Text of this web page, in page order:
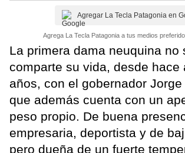
Agregar La Tecla Patagonia en
Agrega La Tecla Patagonia a tus medios
La primera dama neuquina no
comparte su vida, desde hace
años, con el gobernador
que además cuenta con un
peso propio. De buena
empresaria, deportista y de
pero dueña de un fuerte